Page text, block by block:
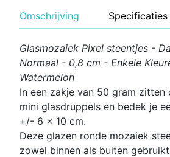
Omschrijving Specificaties
Glasmozaiek Pixel steentjes -
Normaal - 0,8 cm - Enkele
Watermelon
In een zakje van 50 gram zitten
mini glasdruppels en bedek je
+/- 6 x 10 cm.
Deze glazen ronde mozaiek
zowel binnen als buiten